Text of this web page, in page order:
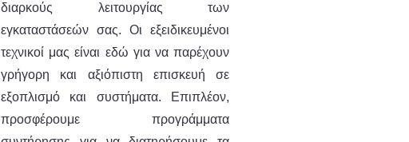
διαρκούς λειτουργίας των
εγκαταστάσεών σας. Οι εξειδικευμένοι
τεχνικοί μας είναι εδώ για να παρέχουν
γρήγορη και αξιόπιστη επισκευή σε
εξοπλισμό και συστήματα. Επιπλέον,
προσφέρουμε προγράμματα